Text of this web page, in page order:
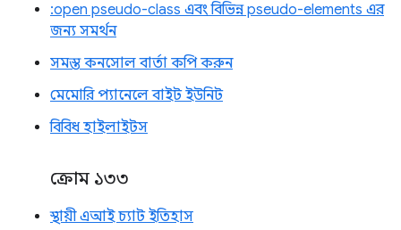
:open pseudo-class এবং বিভিন্ন pseudo-elements এর
জন্য সমর্থন
সমস্ত কনসোল বার্তা কপি করুন
মেমোরি প্যানেলে বাইট ইউনিট
বিবিধ হাইলাইটস
ক্রোম ১৩৩
স্থায়ী এআই চ্যাট ইতিহাস